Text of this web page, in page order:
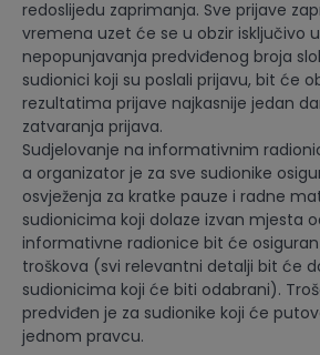
redoslijedu zaprimanja. Sve prijave
vremena uzet će se u obzir isključivo
nepopunjavanja predviđenog broja
sudionici koji su poslali prijavu, bit će
rezultatima prijave najkasnije jedan
zatvaranja prijava.
Sudjelovanje na informativnim
a organizator je za sve sudionike
osvježenja za kratke pauze i radne
sudionicima koji dolaze izvan mjesta
informativne radionice bit će
troškova (svi relevantni detalji bit će
sudionicima koji će biti odabrani).
predviđen je za sudionike koji će
jednom pravcu.